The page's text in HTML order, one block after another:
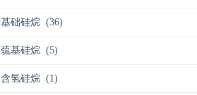
基础硅烷 (36)
巯基硅烷 (5)
含氢硅烷 (1)